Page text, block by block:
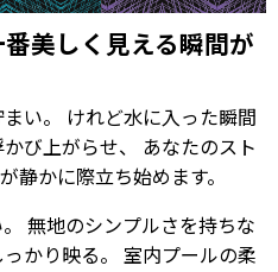
美しく見える瞬間が
い。 けれど水に入った瞬間
び上がらせ、 あなたのスト
静かに際立ち始めます。
無地のシンプルさを持ちな
かり映る。 室内プールの柔